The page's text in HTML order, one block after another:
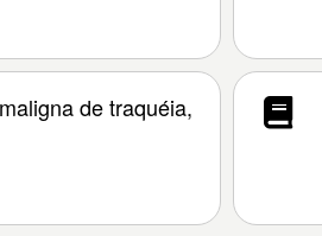
de traquéia,